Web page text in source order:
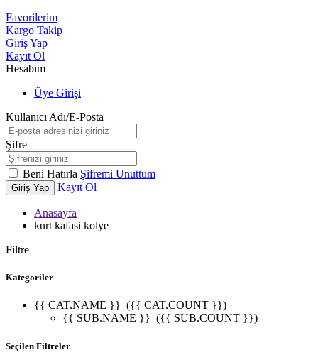
Favorilerim
Kargo Takip
Giriş Yap
Kayıt Ol
Hesabım
Üye Girişi
Kullanıcı Adı/E-Posta
Şifre
Beni Hatırla Şifremi Unuttum
Giriş Yap Kayıt Ol
Anasayfa
kurt kafasi kolye
Filtre
Kategoriler
{{ CAT.NAME }} ({{ CAT.COUNT }})
{{ SUB.NAME }} ({{ SUB.COUNT }})
Seçilen Filtreler